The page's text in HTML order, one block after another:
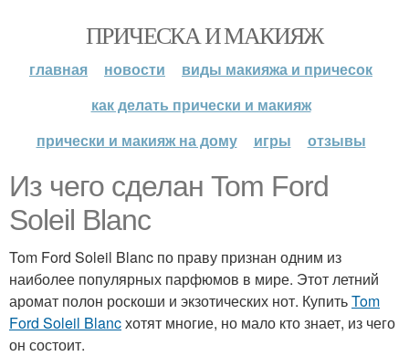
ПРИЧЕСКА И МАКИЯЖ
главная новости
виды макияжа и причесок
как делать прически и макияж
прически и макияж на дому
игры отзывы
Из чего сделан Tom Ford
Soleil Blanc
Tom Ford Soleil Blanc по праву признан одним из
наиболее популярных парфюмов в мире. Этот летний
аромат полон роскоши и экзотических нот. КупитьTom
Ford Soleil Blancхотят многие, но мало кто знает, из чего
он состоит.